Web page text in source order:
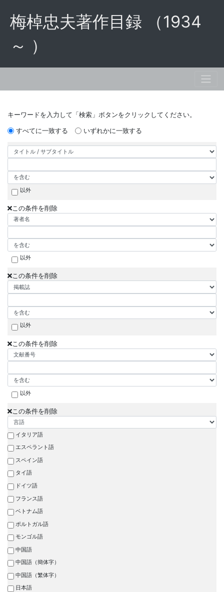
梅棹忠夫著作目録 （1934
～ ）
キーワードを入力して「検索」ボタンをクリックしてください。
すべてに一致する
いずれかに一致する
以外
この条件を削除
以外
この条件を削除
以外
この条件を削除
以外
この条件を削除
イタリア語
エスペラント語
スペイン語
タイ語
ドイツ語
フランス語
ベトナム語
ポルトガル語
モンゴル語
中国語
中国語（簡体字）
中国語（繁体字）
日本語